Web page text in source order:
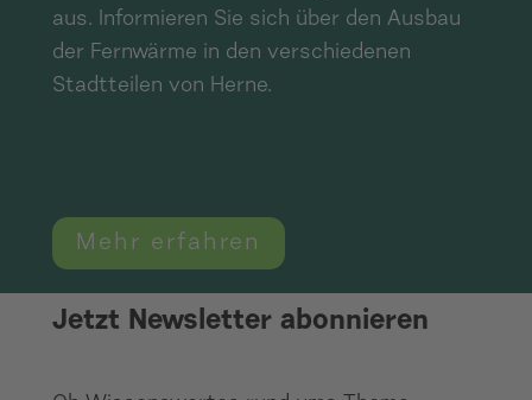
aus. Informieren Sie sich über den Ausbau
der Fernwärme in den verschiedenen
Stadtteilen von Herne.
Mehr erfahren
Jetzt Newsletter abonnieren